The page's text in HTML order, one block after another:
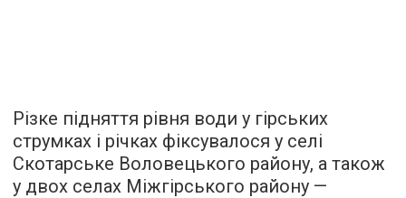
Різке підняття рівня води у гірських
струмках і річках фіксувалося у селі
Скотарське Воловецького району, а також
у двох селах Міжгірського району —